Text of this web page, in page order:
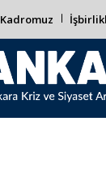
Kadromuz